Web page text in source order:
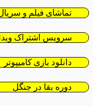
تماشای فیلم و
سرویس اشتراک
دانلود بازی کامیپوتر
دوره بقا در جنگل